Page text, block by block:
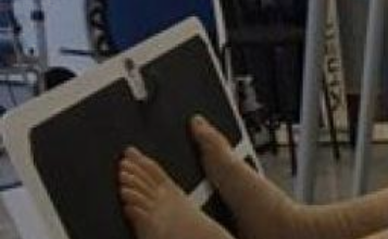
Galéria
Dakar 2026
Los Angeles
MOB